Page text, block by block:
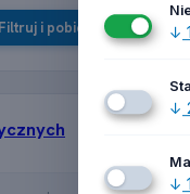
Filtruj i pobierz ↓ 1
↓
↓ 1